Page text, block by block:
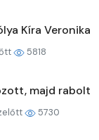
Kíra Veronika
5818
majd rabolt
5730